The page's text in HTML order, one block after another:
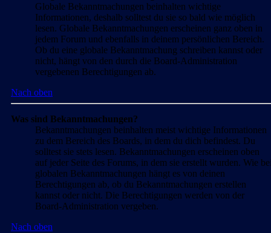
Globale Bekanntmachungen beinhalten wichtige
Informationen, deshalb solltest du sie so bald wie möglich
lesen. Globale Bekanntmachungen erscheinen ganz oben in
jedem Forum und ebenfalls in deinem persönlichen Bereich.
Ob du eine globale Bekanntmachung schreiben kannst oder
nicht, hängt von den durch die Board-Administration
vergebenen Berechtigungen ab.
Nach oben
Was sind Bekanntmachungen?
Bekanntmachungen beinhalten meist wichtige Informationen
zu dem Bereich des Boards, in dem du dich befindest. Du
solltest sie stets lesen. Bekanntmachungen erscheinen oben
auf jeder Seite des Forums, in dem sie erstellt wurden. Wie
globalen Bekanntmachungen hängt es von deinen
Berechtigungen ab, ob du Bekanntmachungen erstellen
kannst oder nicht. Die Berechtigungen werden von der
Board-Administration vergeben.
Nach oben